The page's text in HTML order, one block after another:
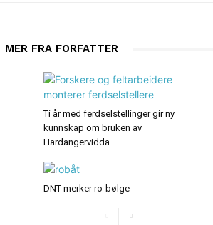
MER FRA FORFATTER
Ti år med ferdselstellinger gir ny
kunnskap om bruken av
Hardangervidda
DNT merker ro-bølge